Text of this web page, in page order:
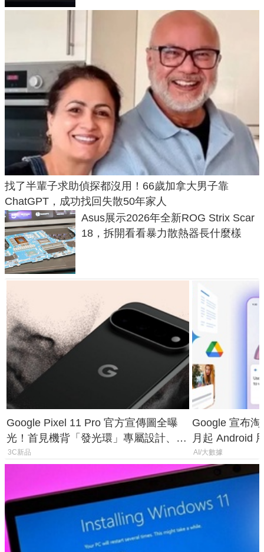
找了半輩子求助偵探都沒用！66歲加拿大男子靠
ChatGPT，成功找回失散50年家人
Asus展示2026年全新ROG Strix Scar
18，拆開看看暴力散熱器長什麼樣
Google Pixel 11 Pro 官方宣傳圖全曝
光！首見機背「發光環」專屬設計、
120 倍變焦挑戰攝影極限
3C新品
Google 宣布
月起 Android
AI/大數據